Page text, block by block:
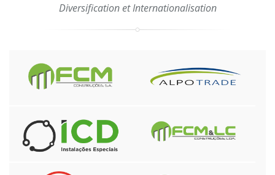
Diversification et Internationalisation